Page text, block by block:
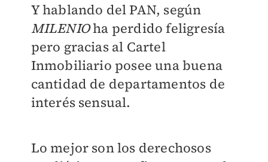
Y hablando del PAN, según
MILENIOha perdido feligresía
pero gracias al Cartel
Inmobiliario posee una buena
cantidad de departamentos de
interés sensual.
Lo mejor son los derechosos